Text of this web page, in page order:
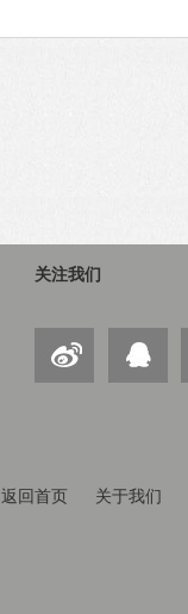
关注我们
返回首页 关于我们